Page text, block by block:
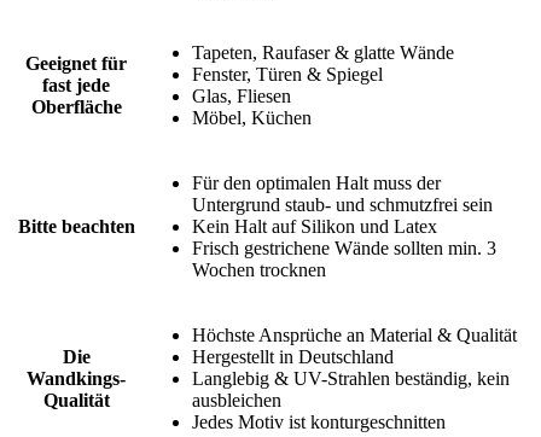
Geeignet für
fast jede
Oberfläche
Tapeten, Raufaser & glatte Wände
Fenster, Türen & Spiegel
Glas, Fliesen
Möbel, Küchen
Bitte beachten
Für den optimalen Halt muss der
Untergrund staub- und schmutzfrei sein
Kein Halt auf Silikon und Latex
Frisch gestrichene Wände sollten min. 3
Wochen trocknen
Die
Wandkings-
Qualität
Höchste Ansprüche an Material & Qualität
Hergestellt in Deutschland
Langlebig & UV-Strahlen beständig, kein
ausbleichen
Jedes Motiv ist konturgeschnitten